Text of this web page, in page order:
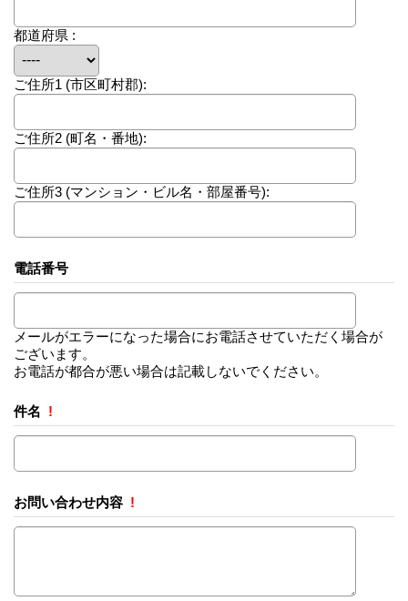
都道府県 :
ご住所1 (市区町村郡):
ご住所2 (町名・番地):
ご住所3 (マンション・ビル名・部屋番号):
電話番号
メールがエラーになった場合にお電話させていただく場合が
ございます。
お電話が都合が悪い場合は記載しないでください。
件名 !
お問い合わせ内容 !